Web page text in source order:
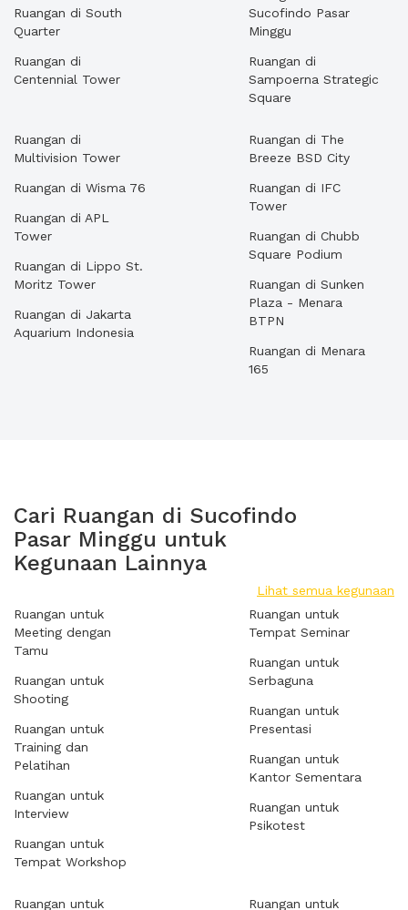
Ruangan di South
Quarter
Ruangan di
Centennial Tower
Sucofindo Pasar
Minggu
Ruangan di
Sampoerna Strategic
Square
Ruangan di
Multivision Tower
Ruangan di Wisma 76
Ruangan di APL
Tower
Ruangan di Lippo St.
Moritz Tower
Ruangan di Jakarta
Aquarium Indonesia
Ruangan di The
Breeze BSD City
Ruangan di IFC
Tower
Ruangan di Chubb
Square Podium
Ruangan di Sunken
Plaza - Menara
BTPN
Ruangan di Menara
165
Cari Ruangan di Sucofindo
Pasar Minggu untuk
Kegunaan Lainnya
Lihat semua kegunaan
Ruangan untuk
Meeting dengan
Tamu
Ruangan untuk
Shooting
Ruangan untuk
Training dan
Pelatihan
Ruangan untuk
Interview
Ruangan untuk
Tempat Workshop
Ruangan untuk
Tempat Seminar
Ruangan untuk
Serbaguna
Ruangan untuk
Presentasi
Ruangan untuk
Kantor Sementara
Ruangan untuk
Psikotest
Ruangan untuk
Ruangan untuk